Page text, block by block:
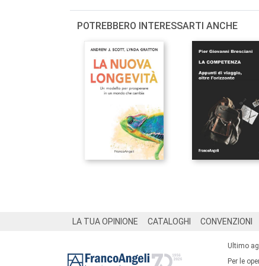
POTREBBERO INTERESSARTI ANCHE
LA TUA OPINIONE CATALOGHI CONVENZIONI
Ultimo
Per le